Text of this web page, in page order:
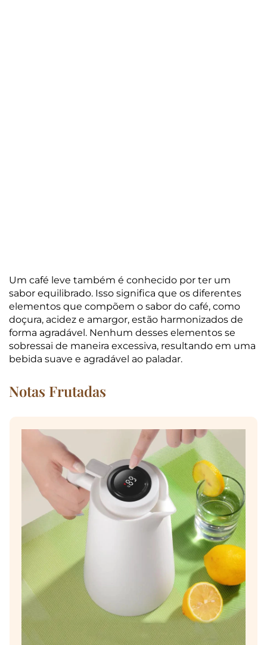
Um café leve também é conhecido por ter um
sabor equilibrado. Isso significa que os diferentes
elementos que compõem o sabor do café, como
doçura, acidez e amargor, estão harmonizados de
forma agradável. Nenhum desses elementos se
sobressai de maneira excessiva, resultando em uma
bebida suave e agradável ao paladar.
Notas Frutadas